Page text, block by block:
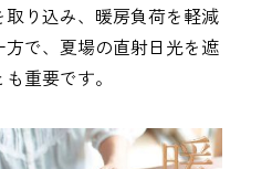
り込み、暖房負荷を軽減
で、夏場の直射日光を遮
重要です。